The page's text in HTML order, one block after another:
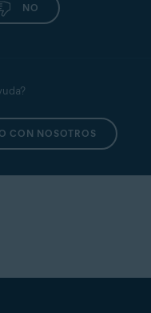
NO
CON NOSOTROS